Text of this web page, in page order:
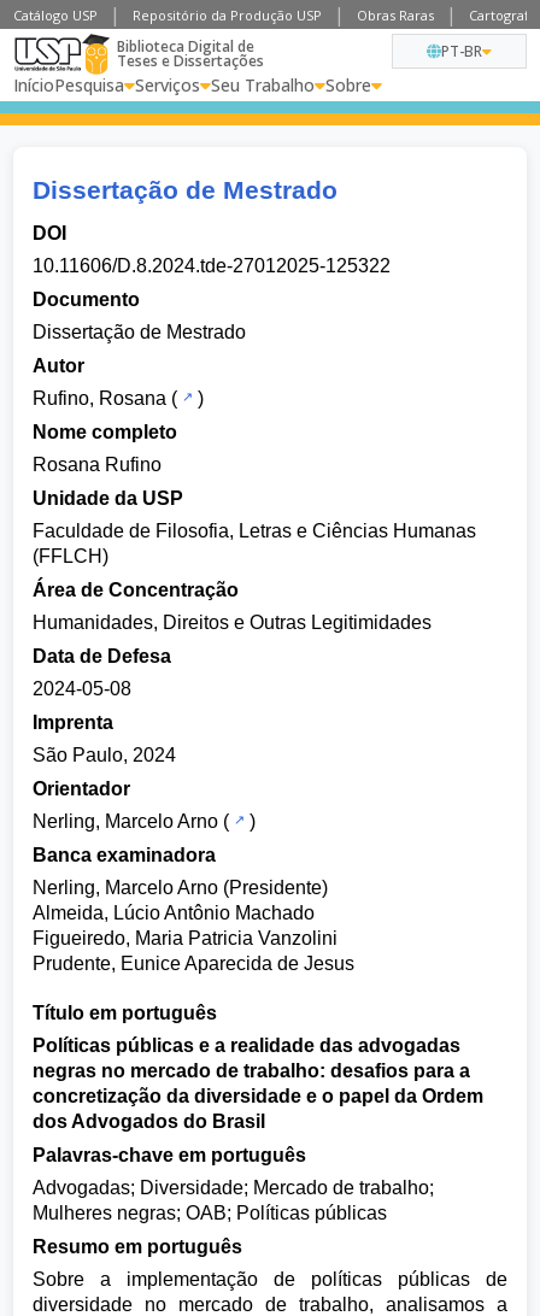
Catálogo USP Repositório da Produção USP Obras Raras
Biblioteca Digital de
Teses e Dissertações
InícioPesquisa Serviços Seu Trabalho Sobre
PT-BR
Dissertação de Mestrado
DOI
10.11606/D.8.2024.tde-27012025-125322
Documento
Dissertação de Mestrado
Autor
Rufino, Rosana (
)
Nome completo
Rosana Rufino
Unidade da USP
Faculdade de Filosofia, Letras e Ciências Humanas
(FFLCH)
Área de Concentração
Humanidades, Direitos e Outras Legitimidades
Data de Defesa
2024-05-08
Imprenta
São Paulo, 2024
Orientador
Nerling, Marcelo Arno (
)
Banca examinadora
Nerling, Marcelo Arno (Presidente)
Almeida, Lúcio Antônio Machado
Figueiredo, Maria Patricia Vanzolini
Prudente, Eunice Aparecida de Jesus
Título em português
Políticas públicas e a realidade das advogadas
negras no mercado de trabalho: desafios para a
concretização da diversidade e o papel da Ordem
dos Advogados do Brasil
Palavras-chave em português
Advogadas; Diversidade; Mercado de trabalho;
Mulheres negras; OAB; Políticas públicas
Resumo em português
Sobre a implementação de políticas públicas de
diversidade no mercado de trabalho, analisamos a